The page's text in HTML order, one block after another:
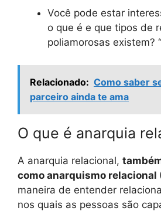
Você pode estar
o que é e que tipos de
poliamorosas existem? “
Relacionado: Como saber
parceiro ainda te ama
O que é anarquia
A anarquia relacional,
como anarquismo relacional
maneira de entender
nos quais as pessoas são